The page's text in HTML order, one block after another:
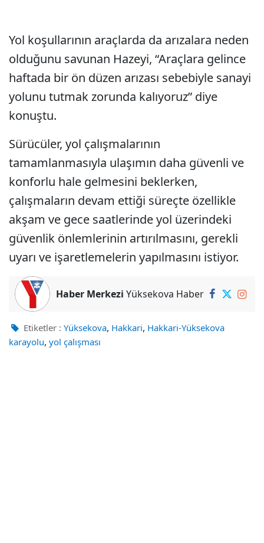
Yol koşullarının araçlarda da arızalara neden
olduğunu savunan Hazeyi, “Araçlara gelince
haftada bir ön düzen arızası sebebiyle sanayi
yolunu tutmak zorunda kalıyoruz” diye
konuştu.
Sürücüler, yol çalışmalarının
tamamlanmasıyla ulaşımın daha güvenli ve
konforlu hale gelmesini beklerken,
çalışmaların devam ettiği süreçte özellikle
akşam ve gece saatlerinde yol üzerindeki
güvenlik önlemlerinin artırılmasını, gerekli
uyarı ve işaretlemelerin yapılmasını istiyor.
Haber Merkezi Yüksekova Haber
Etiketler : Yüksekova, Hakkari, Hakkari-Yüksekova
karayolu, yol çalışması